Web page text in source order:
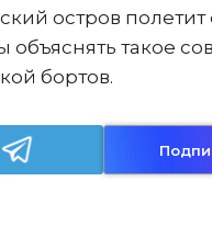
остров
такое
бортов.